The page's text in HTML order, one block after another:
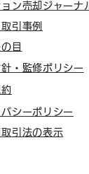
ン売却ジャーナ
引事例
目
・監修ポリシー
シーポリシー
引法の表示